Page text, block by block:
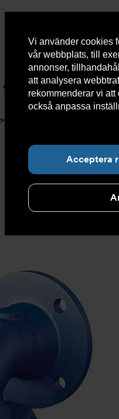
Vi använder cookies
vår webbplats, till
annonser,
att analysera
rekommenderar vi
också anpassa
Acceptera
Aktuellt Om Armatec
>